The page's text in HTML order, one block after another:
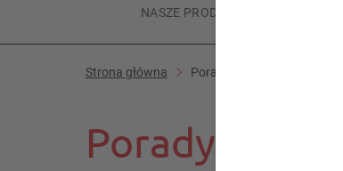
NASZE PRODUKTY
Strona główna Porady specjalistów
Porady